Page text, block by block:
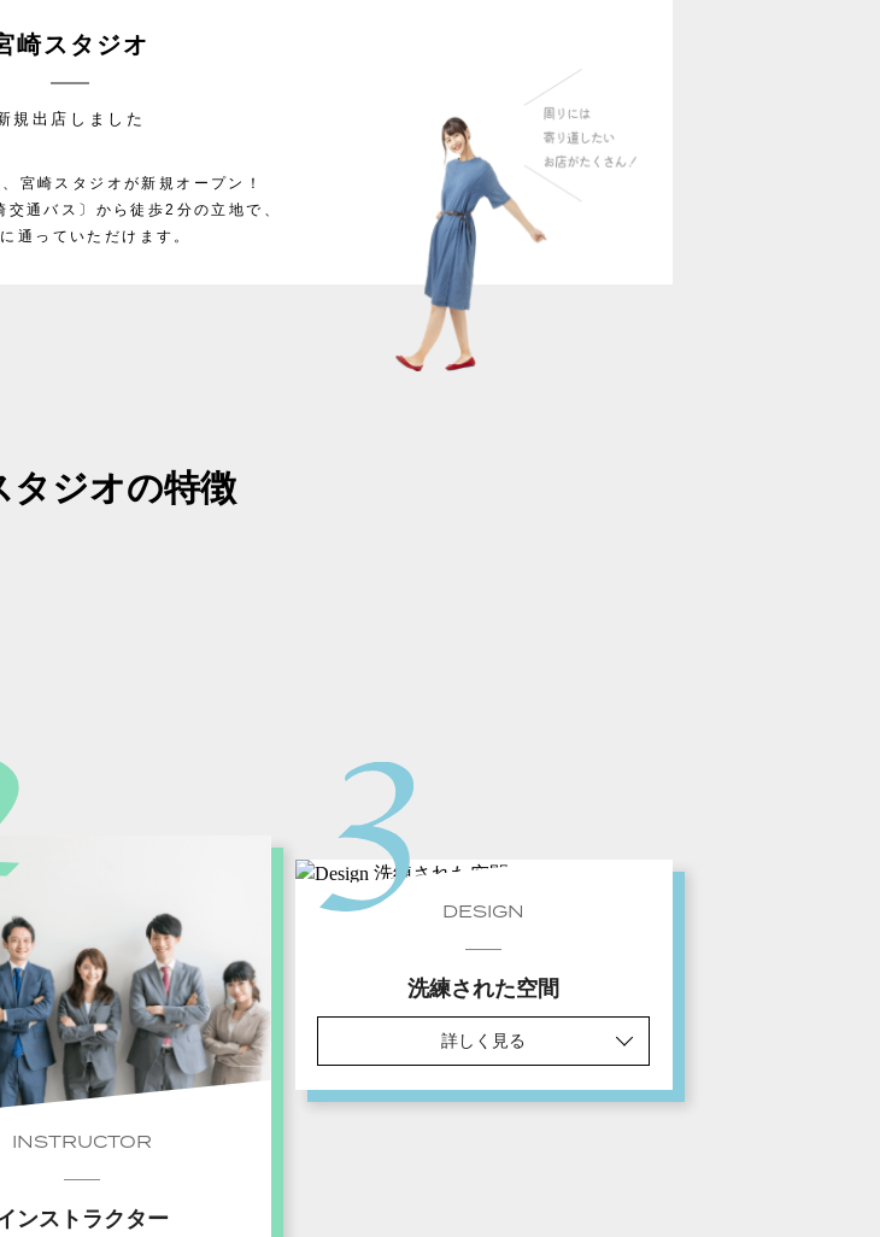
崎スタジオ
規出店しました
宮崎スタジオが新規オープン！
通バス〕から徒歩2分の立地で、
通っていただけます。
タジオの特徴
INSTRUCTOR
ンストラクター
DESIGN
洗練された空間
詳しく見る